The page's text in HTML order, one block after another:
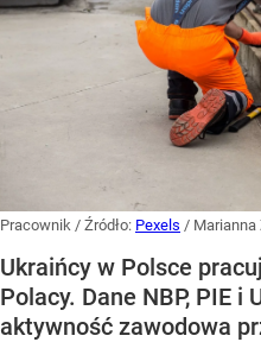
Pracownik / Źródło: Pexels / Marianna
Ukraińcy w Polsce
Polacy. Dane NBP, PIE i
aktywność zawodowa